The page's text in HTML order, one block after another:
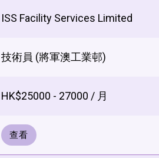
ISS Facility Services Limited
技術員 (將軍澳工業邨)
HK$25000 - 27000 / 月
查看